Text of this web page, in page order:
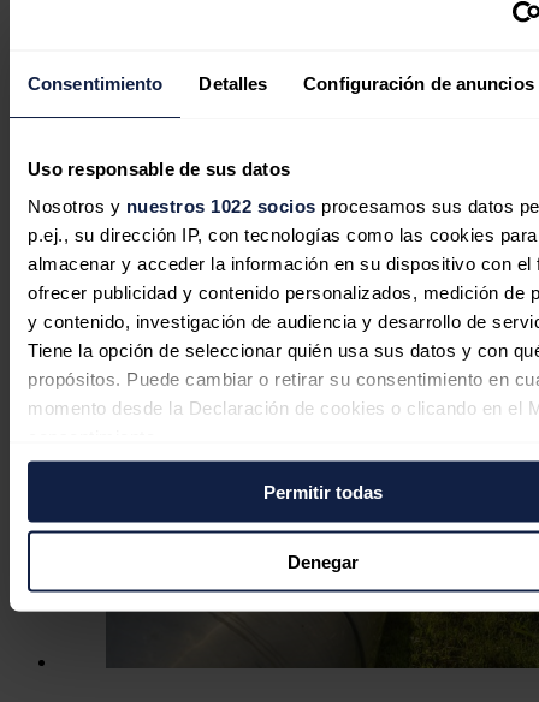
Consentimiento Detalles Configuración de anuncios
Uso responsable de sus datos
Nosotros y nuestros 1022 socios procesamos sus datos
p.ej., su dirección IP, con tecnologías como las cookies para
almacenar y acceder la información en su dispositivo con el
ofrecer publicidad y contenido personalizados, medición de
y contenido, investigación de audiencia y desarrollo de
Tiene la opción de seleccionar quién usa sus datos y con
propósitos. Puede cambiar o retirar su consentimiento en
momento desde la Declaración de cookies o clicando en el
Si lo permite, también quisiéramos:
Recopilar información sobre su ubicación geográfica
puede tener una precisión de varios metros
Identificar su dispositivo analizándolo activamente
características específicas (huellas digitales)
Obtenga más información sobre cómo se procesan sus
Permitir todas
Denegar
Noticias relacionadas
China busca el pico de emisiones
industriales antes de 2030 con nuevo
plan quinquenal verde
Jaime Santisteban07/08/2026